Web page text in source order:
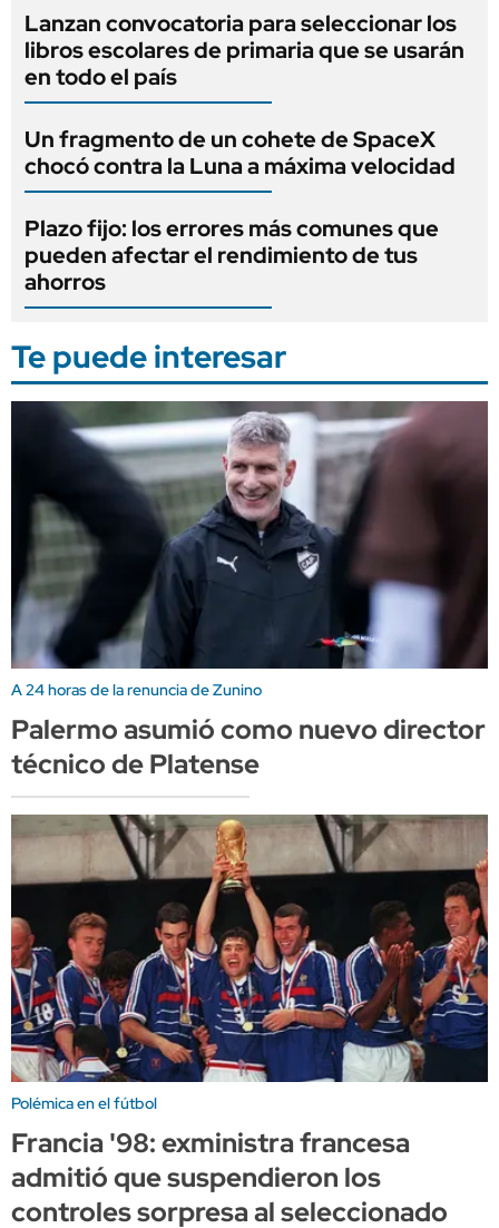
Lanzan convocatoria para seleccionar los
libros escolares de primaria que se usarán
en todo el país
Un fragmento de un cohete de SpaceX
chocó contra la Luna a máxima velocidad
Plazo fijo: los errores más comunes que
pueden afectar el rendimiento de tus
ahorros
Te puede interesar
A 24 horas de la renuncia de Zunino
Palermo asumió como nuevo director
técnico de Platense
Polémica en el fútbol
Francia '98: exministra francesa
admitió que suspendieron los
controles sorpresa al seleccionado